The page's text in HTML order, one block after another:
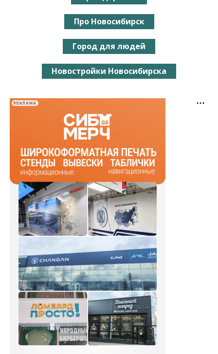
Про Новосибирск
Город для людей
Новостройки Новосибирска
РЕКЛАМА